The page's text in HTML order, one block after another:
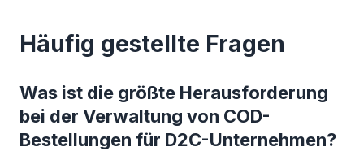
Häufig gestellte Fragen
Was ist die größte Herausforderung
bei der Verwaltung von COD-
Bestellungen für D2C-Unternehmen?